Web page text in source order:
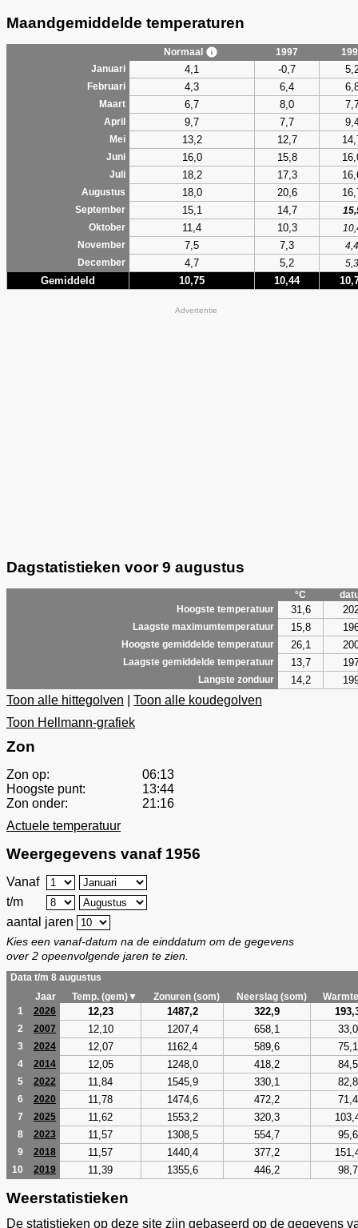
Maandgemiddelde temperaturen
Normaal 1997
Januari
4,1 -0,7
Februari 4,3 6,4
Maart 6,7 8,0
April 9,7 7,7
Mei 13,2 12,7
Juni 16,0 15,8
Juli 18,2 17,3
Augustus 18,0 20,6
September 15,1 14,7
Oktober
11,4 10,3
November
7,5 7,3
4,4
December
4,7 5,2 5,3
Gemiddeld 10,75 10,44
Advertentie
Dagstatistieken voor 9 augustus
°C
Hoogste temperatuur
31,6
Laagste maximumtemperatuur 15,8
Hoogste gemiddelde temperatuur 26,1
Laagste gemiddelde temperatuur 13,7
Langste zonduur 14,2
Toon alle hittegolven
Toon alle koudegolven
Toon Hellmann-grafiek
Zon
Zon op:
06:13
Hoogste punt:
13:44
Zon onder:
21:16
Actuele temperatuur
Weergegevens vanaf 1956
Vanaf
t/m
aantal jaren
Kies een vanaf-datum na de einddatum om de gegevens
over 2 opeenvolgende jaren te zien.
Data t/m 8 augustus
Jaar
Temp. (gem)▼ Zonuren (som) Neerslag (som)
1
2026 12,23 1487,2 322,9
2 2007 12,10 1207,4 658,1 33,0
3 2024 12,07 1162,4 589,6 75,1
4 2014 12,05 1248,0 418,2 84,5
5 2022 11,84 1545,9 330,1 82,8
6 2020 11,78 1474,6 472,2 71,4
7 2025 11,62 1553,2 320,3
8 2023 11,57 1308,5 554,7 95,6
9 2018 11,57 1440,4 377,2
10 2019 11,39 1355,6 446,2 98,7
Weerstatistieken
De statistieken op deze site zijn gebaseerd op de gegevens